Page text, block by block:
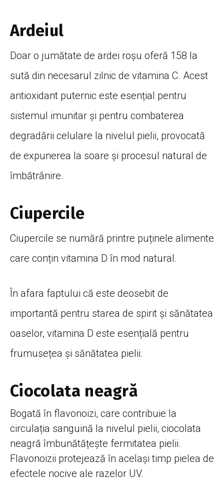
Ardeiul
Doar o jumătate de ardei roșu oferă 158 la
sută din necesarul zilnic de vitamina C. Acest
antioxidant puternic este esențial pentru
sistemul imunitar și pentru combaterea
degradării celulare la nivelul pielii, provocată
de expunerea la soare și procesul natural de
îmbătrânire.
Ciupercile
Ciupercile se numără printre puținele alimente
care conțin vitamina D în mod natural.
În afara faptului că este deosebit de
importantă pentru starea de spirit și sănătatea
oaselor, vitamina D este esențială pentru
frumusețea și sănătatea pielii.
Ciocolata neagră
Bogată în flavonoizi, care contribuie la
circulația sanguină la nivelul pielii, ciocolata
neagră îmbunătățește fermitatea pielii.
Flavonoizii protejează în același timp pielea de
efectele nocive ale razelor UV.